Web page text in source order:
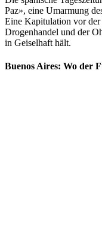
Paz», eine Umarmung
Eine Kapitulation vor
Drogenhandel und der
in Geiselhaft hält.
Buenos Aires: Wo der